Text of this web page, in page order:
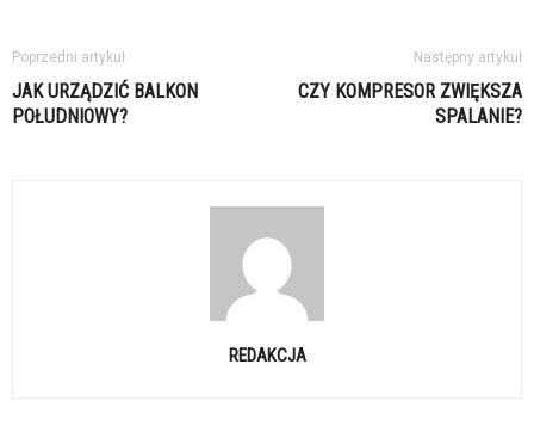
Poprzedni artykuł
JAK URZĄDZIĆ BALKON
POŁUDNIOWY?
Następny artykuł
CZY KOMPRESOR ZWIĘKSZA
SPALANIE?
REDAKCJA